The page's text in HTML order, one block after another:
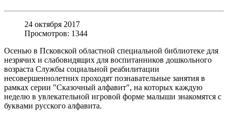
24 октября 2017
Просмотров: 1344
Осенью в Псковской областной специальной библиотеке для
незрячих и слабовидящих для воспитанников дошкольного
возраста Службы социальной реабилитации
несовершеннолетних проходят познавательные занятия в
рамках серии "Сказочный алфавит", на которых каждую
неделю в увлекательной игровой форме малыши знакомятся с
буквами русского алфавита.